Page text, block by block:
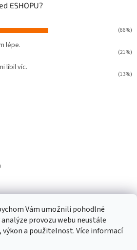
Vám umožnili pohodlné
provozu webu neustále
výkon a použitelnost. Více informací
ESHOPU?
(66%)
lépe.
(21%)
líbil víc.
(13%)
www.sport4outlet.cz